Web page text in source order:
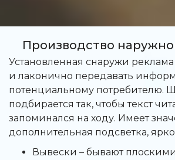
Производство
Установленная снаружи
и лаконично передавать
потенциальному потребителю.
подбирается так, чтобы текст
запоминался на ходу. Имеет
дополнительная подсветка,
Вывески – бывают